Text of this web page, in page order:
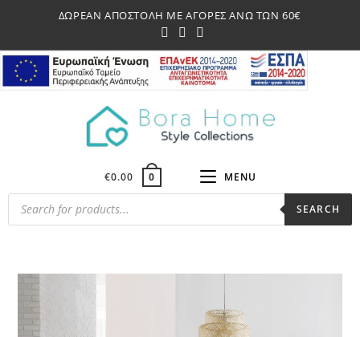
ΔΩΡΕΑΝ ΑΠΟΣΤΟΛΗ ΜΕ ΑΓΟΡΕΣ ΑΝΩ ΤΩΝ 60€
€0.00 0 MENU
Products
search
SEARCH